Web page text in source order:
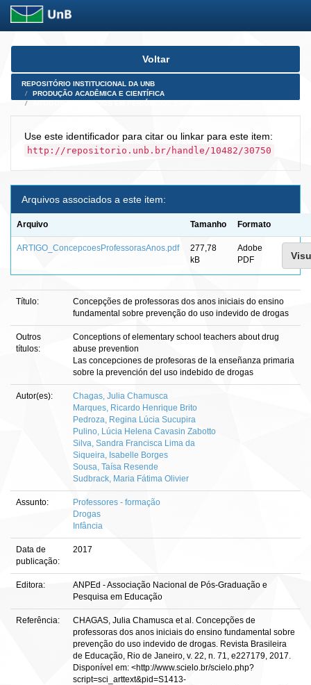
Skip
Voltar
REPOSITÓRIO INSTITUCIONAL DA UNB
PRODUÇÃO ACADÊMICA E CIENTÍFICA
Use este identificador para citar ou linkar para este item:
http://repositorio.unb.br/handle/10482/30750
Arquivos associados a este item:
Arquivo Tamanho Formato
ARTIGO_ConcepcoesProfessorasAnos.pdf
277,78
kB
Adobe
PDF
Título:
Concepções de professoras dos anos iniciais do ensino
fundamental sobre prevenção do uso indevido de drogas
Outros
títulos:
Conceptions of elementary school teachers about drug
abuse prevention
Las concepciones de profesoras de la enseñanza primaria
sobre la prevención del uso indebido de drogas
Autor(es):
Chagas, Julia Chamusca
Marques, Ricardo Henrique Brito
Pedroza, Regina Lúcia Sucupira
Pulino, Lúcia Helena Cavasin Zabotto
Silva, Sandra Francisca Lima da
Siqueira, Isabelle Borges
Sousa, Taísa Resende
Sudbrack, Maria Fátima Olivier
Assunto:
Professores - formação
Drogas
Infância
Data de
publicação:
2017
Editora:
ANPEd - Associação Nacional de Pós-Graduação e
Pesquisa em Educação
Referência:
CHAGAS, Julia Chamusca et al. Concepções de
professoras dos anos iniciais do ensino fundamental sobre
prevenção do uso indevido de drogas. Revista Brasileira
de Educação, Rio de Janeiro, v. 22, n. 71, e227179, 2017.
Disponível em: <http://www.scielo.br/scielo.php?
script=sci_arttext&pid=S1413-